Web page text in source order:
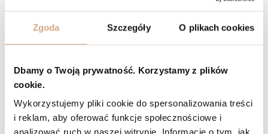
Zgoda Szczegóły O plikach cookies
Dbamy o Twoją prywatność. Korzystamy z plików
cookie.
Wykorzystujemy pliki cookie do spersonalizowania treści
i reklam, aby oferować funkcje społecznościowe i
analizować ruch w naszej witrynie. Informacje o tym, jak